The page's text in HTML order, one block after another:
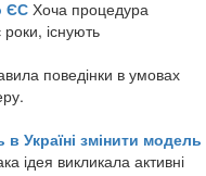
ЄС Хоча процедура
існують
поведінки в умовах
Україні змінити модель
ідея викликала активні